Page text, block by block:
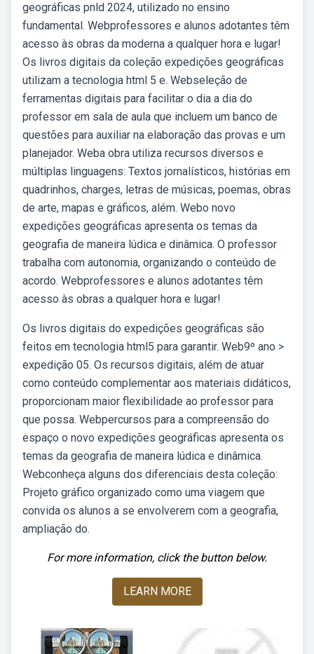
geográficas pnld 2024, utilizado no ensino
fundamental. Webprofessores e alunos adotantes têm
acesso às obras da moderna a qualquer hora e lugar!
Os livros digitais da coleção expedições geográficas
utilizam a tecnologia html 5 e. Webseleção de
ferramentas digitais para facilitar o dia a dia do
professor em sala de aula que incluem um banco de
questões para auxiliar na elaboração das provas e um
planejador. Weba obra utiliza recursos diversos e
múltiplas linguagens: Textos jornalísticos, histórias em
quadrinhos, charges, letras de músicas, poemas, obras
de arte, mapas e gráficos, além. Webo novo
expedições geográficas apresenta os temas da
geografia de maneira lúdica e dinâmica. O professor
trabalha com autonomia, organizando o conteúdo de
acordo. Webprofessores e alunos adotantes têm
acesso às obras a qualquer hora e lugar!
Os livros digitais do expedições geográficas são
feitos em tecnologia html5 para garantir. Web9º ano >
expedição 05. Os recursos digitais, além de atuar
como conteúdo complementar aos materiais didáticos,
proporcionam maior flexibilidade ao professor para
que possa. Webpercursos para a compreensão do
espaço o novo expedições geográficas apresenta os
temas da geografia de maneira lúdica e dinâmica.
Webconheça alguns dos diferenciais desta coleção:
Projeto gráfico organizado como uma viagem que
convida os alunos a se envolverem com a geografia,
ampliação do.
For more information, click the button below.
LEARN MORE